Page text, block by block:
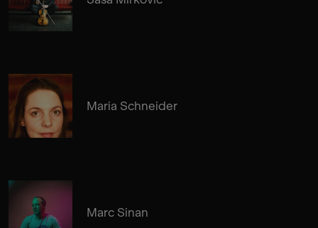
Maria Schneider
Marc Sinan